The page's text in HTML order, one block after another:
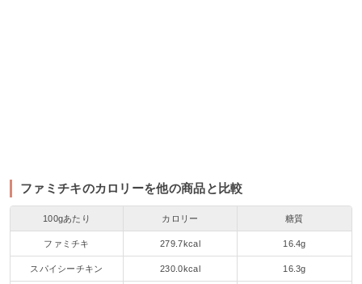
ファミチキのカロリーを他の商品と比較
100gあたり カロリー 糖質
ファミチキ 279.7kcal 16.4g
スパイシーチキン 230.0kcal 16.3g